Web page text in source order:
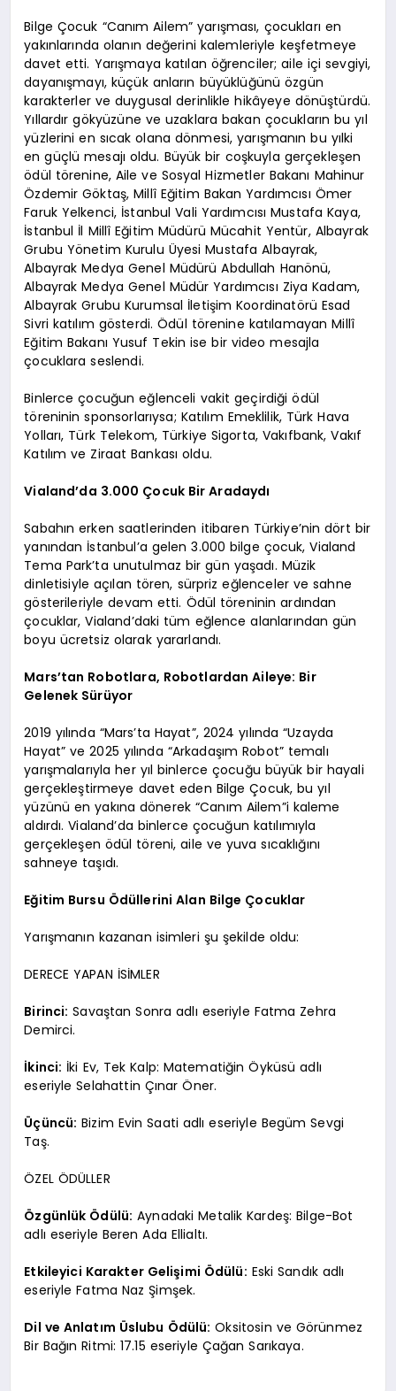
Bilge Çocuk “Canım Ailem” yarışması, çocukları en
yakınlarında olanın değerini kalemleriyle keşfetmeye
davet etti. Yarışmaya katılan öğrenciler; aile içi sevgiyi,
dayanışmayı, küçük anların büyüklüğünü özgün
karakterler ve duygusal derinlikle hikâyeye dönüştürdü.
Yıllardır gökyüzüne ve uzaklara bakan çocukların bu yıl
yüzlerini en sıcak olana dönmesi, yarışmanın bu yılki
en güçlü mesajı oldu. Büyük bir coşkuyla gerçekleşen
ödül törenine, Aile ve Sosyal Hizmetler Bakanı Mahinur
Özdemir Göktaş, Millî Eğitim Bakan Yardımcısı Ömer
Faruk Yelkenci, İstanbul Vali Yardımcısı Mustafa Kaya,
İstanbul İl Millî Eğitim Müdürü Mücahit Yentür, Albayrak
Grubu Yönetim Kurulu Üyesi Mustafa Albayrak,
Albayrak Medya Genel Müdürü Abdullah Hanönü,
Albayrak Medya Genel Müdür Yardımcısı Ziya Kadam,
Albayrak Grubu Kurumsal İletişim Koordinatörü Esad
Sivri katılım gösterdi. Ödül törenine katılamayan Millî
Eğitim Bakanı Yusuf Tekin ise bir video mesajla
çocuklara seslendi.
Binlerce çocuğun eğlenceli vakit geçirdiği ödül
töreninin sponsorlarıysa; Katılım Emeklilik, Türk Hava
Yolları, Türk Telekom, Türkiye Sigorta, Vakıfbank, Vakıf
Katılım ve Ziraat Bankası oldu.
Vialand’da 3.000 Çocuk Bir Aradaydı
Sabahın erken saatlerinden itibaren Türkiye’nin dört bir
yanından İstanbul’a gelen 3.000 bilge çocuk, Vialand
Tema Park’ta unutulmaz bir gün yaşadı. Müzik
dinletisiyle açılan tören, sürpriz eğlenceler ve sahne
gösterileriyle devam etti. Ödül töreninin ardından
çocuklar, Vialand’daki tüm eğlence alanlarından gün
boyu ücretsiz olarak yararlandı.
Mars’tan Robotlara, Robotlardan Aileye: Bir
Gelenek Sürüyor
2019 yılında “Mars’ta Hayat”, 2024 yılında “Uzayda
Hayat” ve 2025 yılında “Arkadaşım Robot” temalı
yarışmalarıyla her yıl binlerce çocuğu büyük bir hayali
gerçekleştirmeye davet eden Bilge Çocuk, bu yıl
yüzünü en yakına dönerek “Canım Ailem”i kaleme
aldırdı. Vialand’da binlerce çocuğun katılımıyla
gerçekleşen ödül töreni, aile ve yuva sıcaklığını
sahneye taşıdı.
Eğitim Bursu Ödüllerini Alan Bilge Çocuklar
Yarışmanın kazanan isimleri şu şekilde oldu:
DERECE YAPAN İSİMLER
Birinci: Savaştan Sonra adlı eseriyle Fatma Zehra
Demirci.
İkinci: İki Ev, Tek Kalp: Matematiğin Öyküsü adlı
eseriyle Selahattin Çınar Öner.
Üçüncü: Bizim Evin Saati adlı eseriyle Begüm Sevgi
Taş.
ÖZEL ÖDÜLLER
Özgünlük Ödülü: Aynadaki Metalik Kardeş: Bilge-Bot
adlı eseriyle Beren Ada Ellialtı.
Etkileyici Karakter Gelişimi Ödülü: Eski Sandık adlı
eseriyle Fatma Naz Şimşek.
Dil ve Anlatım Üslubu Ödülü: Oksitosin ve Görünmez
Bir Bağın Ritmi: 17.15 eseriyle Çağan Sarıkaya.